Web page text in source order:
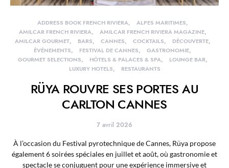
ADDRESS BOOK FRENCH RIVIERA
ALPES MARITIMES
AMILCAR FRENCH RIVIERA
AMILCAR FRENCH RIVIERA MAGAZINE
AMILCAR GOURMET
BARS CANNES COCKTAILS
DÉCOUVERTE
ÉVÉNEMENTS
FESTIVAL DE CANNES
GASTRONOMIE
GOURMET SELECTIONS
HÔTELS & PALACES & SPA
LOUNGE BAR
LUXURY HOTELS
RESTAURANTS
RÜYA ROUVRE SES PORTES AU
CARLTON CANNES
7 avril 2026
À l’occasion du Festival pyrotechnique de Cannes, Rüya propose
également 6 soirées spéciales en juillet et août, où gastronomie et
spectacle se conjuguent pour une expérience immersive et